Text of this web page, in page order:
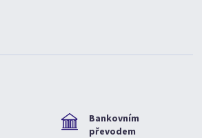
Bankovním
převodem